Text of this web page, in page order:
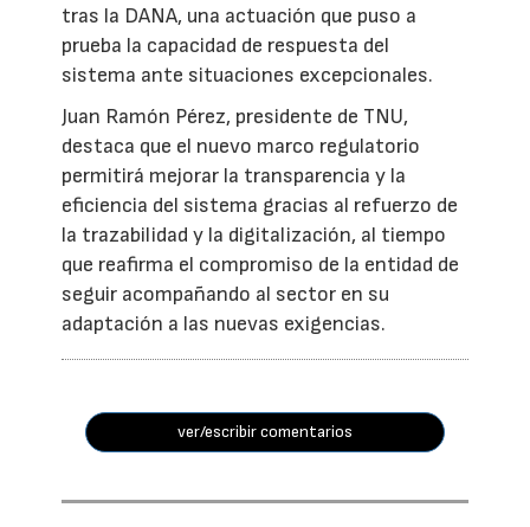
tras la DANA, una actuación que puso a
prueba la capacidad de respuesta del
sistema ante situaciones excepcionales.
Juan Ramón Pérez, presidente de TNU,
destaca que el nuevo marco regulatorio
permitirá mejorar la transparencia y la
eficiencia del sistema gracias al refuerzo de
la trazabilidad y la digitalización, al tiempo
que reafirma el compromiso de la entidad de
seguir acompañando al sector en su
adaptación a las nuevas exigencias.
ver/escribir comentarios